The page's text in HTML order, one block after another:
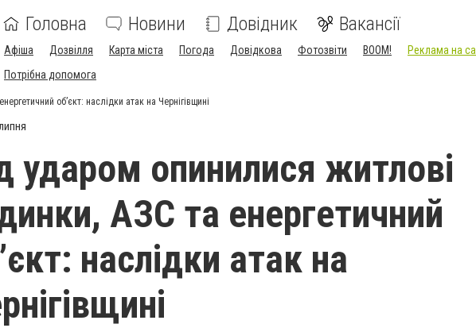
Головна Новини Довідник Вакансії
Афіша Дозвілля Карта міста Погода Довідкова Фотозвіти BOOM! Реклама на
Потрібна допомога
об’єкт: наслідки атак на Чернігівщині
ударом опинилися житлові
АЗС та енергетичний
наслідки атак на